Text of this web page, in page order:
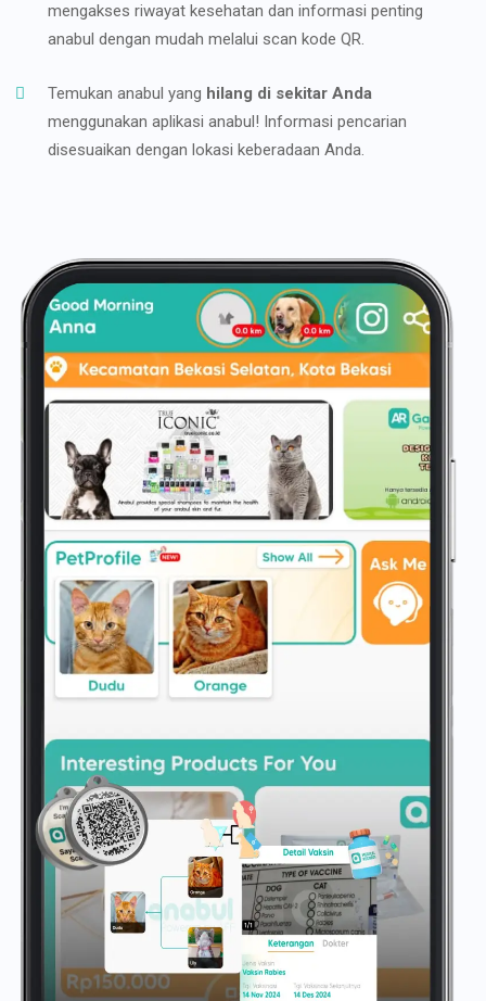
mengakses riwayat kesehatan dan informasi penting
anabul dengan mudah melalui scan kode QR.
Temukan anabul yang hilang di sekitar Anda
menggunakan aplikasi anabul! Informasi pencarian
disesuaikan dengan lokasi keberadaan Anda.